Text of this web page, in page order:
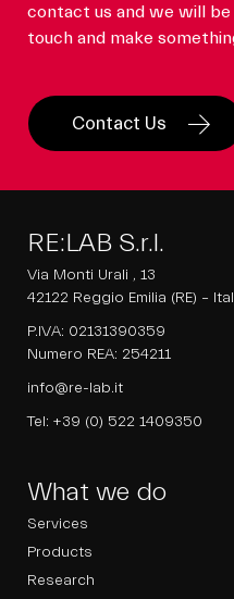
contact us and we will be
touch and make
Contact Us
RE:LAB S.r.l.
Via Monti Urali , 13
42122 Reggio Emilia (RE) –
P.IVA: 02131390359
Numero REA: 254211
info@re-lab.it
Tel: +39 (0) 522 1409350
What we do
Services
Products
Research